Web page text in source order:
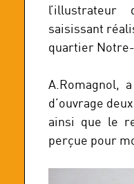
saisissant
quartier
A.Romagnol,
d’ouvrage
ainsi que le
perçue pour